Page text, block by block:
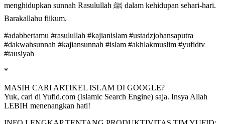
menghidupkan sunnah Rasulullah ﷺ dalam kehidupan sehari-hari.
Barakallahu fiikum.
#adabbertamu #rasulullah #kajianislam #ustadzjohansaputra
#dakwahsunnah #kajiansunnah #islam #akhlakmuslim #yufidtv
#tausiyah
*
MASIH CARI ARTIKEL ISLAM DI GOOGLE?
Yuk, cari di Yufid.com (Islamic Search Engine) saja. Insya Allah
LEBIH menenangkan hati!